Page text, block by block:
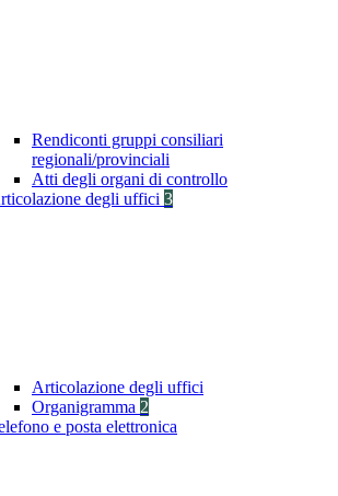
Rendiconti gruppi consiliari
regionali/provinciali
Atti degli organi di controllo
degli uffici 3
Articolazione degli uffici
Organigramma 2
e posta elettronica